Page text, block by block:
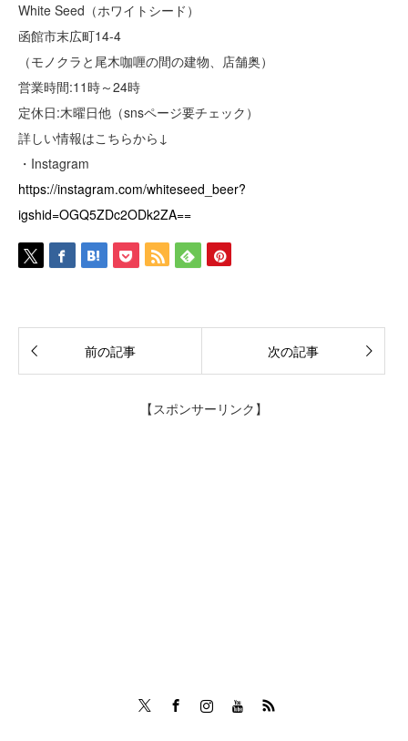
White Seed（ホワイトシード）
函館市末広町14-4
（モノクラと尾木咖喱の間の建物、店舗奥）
営業時間:11時～24時
定休日:木曜日他（snsページ要チェック）
詳しい情報はこちらから↓
・Instagram
https://instagram.com/whiteseed_beer?
igshid=OGQ5ZDc2ODk2ZA==
前の記事 次の記事
【スポンサーリンク】
InstagramTumblr RSS